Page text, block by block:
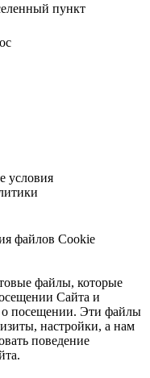
пункт
условия
файлов Cookie
файлы, которые
Сайта и
посещении. Эти файлы
настройки, а нам
поведение